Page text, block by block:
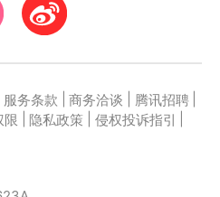
服务条款 商务洽谈 腾讯招聘
限 隐私政策 侵权投诉指引